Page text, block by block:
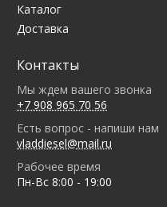
Каталог
Доставка
Контакты
Мы ждем вашего звонка
+7 908 965 70 56
Есть вопрос - напиши нам
vladdiesel@mail.ru
Рабочее время
Пн-Вс 8:00 - 19:00